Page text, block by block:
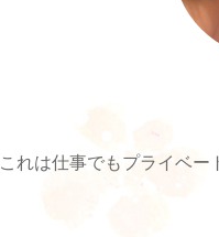
これは仕事でもプライベー